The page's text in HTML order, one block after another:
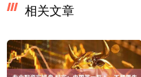
相关文章